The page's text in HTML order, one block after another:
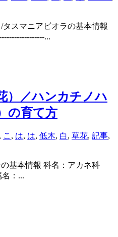
スマニアビオラの基本情報
...
）／ハンカチノハ
の育て方
, こ , は, は, 低木, 白, 草花, 記事,
基本情報 科名：アカネ科
名：...